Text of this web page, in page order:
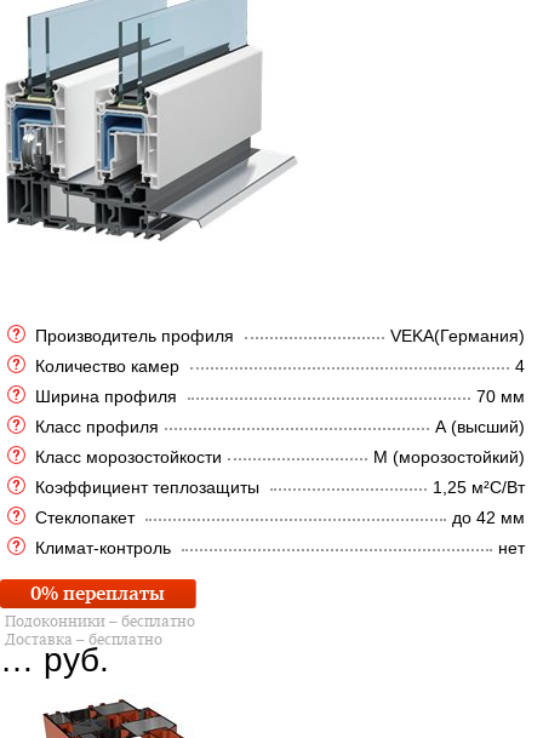
Производитель профиля
VEKA(Германия)
Количество камер
4
Ширина профиля
70 мм
Класс профиля
А (высший)
Класс морозостойкости
М (морозостойкий)
Коэффициент теплозащиты
1,25 м²C/Вт
Стеклопакет
до 42 мм
Климат-контроль
нет
0% переплаты
Подоконники – бесплатно
Доставка – бесплатно
… руб.